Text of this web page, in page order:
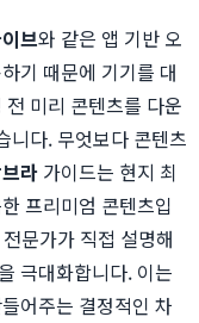
브와 같은 앱 기반 오
기 때문에 기기를 대
미리 콘텐츠를 다운
니다. 무엇보다 콘텐츠
라 가이드는 현지 최
프리미엄 콘텐츠입
문가가 직접 설명해
극대화합니다. 이는
어주는 결정적인 차